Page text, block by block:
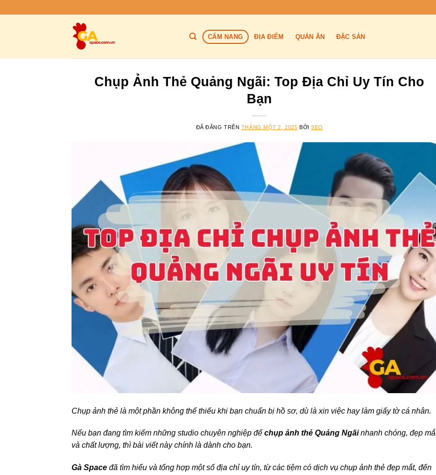
CẨM NANG ĐỊA ĐIỂM QUÁN ĂN ĐẶC SẢN
Chụp Ảnh Thẻ Quảng Ngãi: Top Địa Chỉ Uy Tín Cho
Bạn
ĐÃ ĐĂNG TRÊN THÁNG MỘT 2, 2025 BỞISEO
Chụp ảnh thẻ là một phần không thể thiếu khi bạn chuẩn bị hồ sơ, dù là xin việc hay làm giấy tờ cá nhân.
Nếu bạn đang tìm kiếm những studio chuyên nghiệp để chụp ảnh thẻ Quảng Ngãinhanh chóng, đẹp
và chất lượng, thì bài viết này chính là dành cho bạn.
Gà Space đã tìm hiểu và tổng hợp một số địa chỉ uy tín, từ các tiệm có dịch vụ chụp ảnh thẻ đẹp mắt, đến